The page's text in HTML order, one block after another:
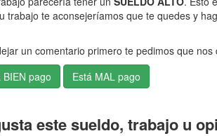
trabajo te aconsejeríamos que te quedes y
un comentario primero te pedimos que
este sueldo, trabajo u